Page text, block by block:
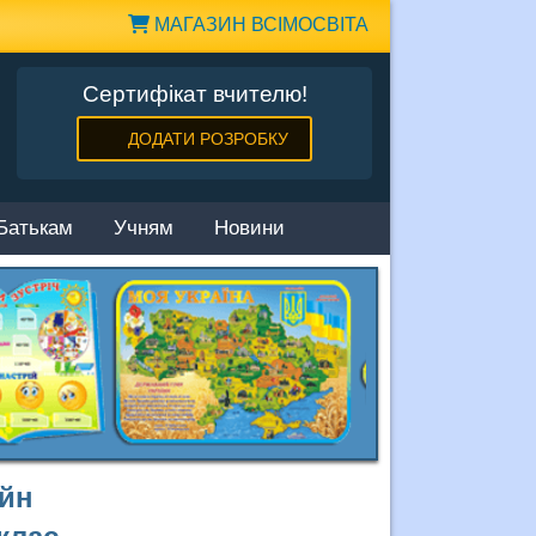
МАГАЗИН ВСІМОСВІТА
Сертифікат вчителю!
ДОДАТИ РОЗРОБКУ
Учням Новини